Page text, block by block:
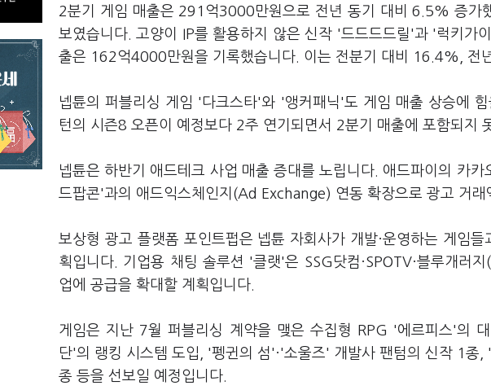
2분기 게임 매출은 291억3000만원으로 전년 동기 대비 6.5% 증가
보였습니다. 고양이 IP를 활용하지 않은 신작 '드드드드릴'과 '럭키가
출은 162억4000만원을 기록했습니다. 이는 전분기 대비 16.4%, 전
넵튠의 퍼블리싱 게임 '다크스타'와 '앵커패닉'도 게임 매출 상승에
턴의 시즌8 오픈이 예정보다 2주 연기되면서 2분기 매출에 포함되지
넵튠은 하반기 애드테크 사업 매출 증대를 노립니다. 애드파이의 카
드팝콘'과의 애드익스체인지(Ad Exchange) 연동 확장으로 광고 거래
보상형 광고 플랫폼 포인트펍은 넵튠 자회사가 개발·운영하는 게임
획입니다. 기업용 채팅 솔루션 '클랫'은 SSG닷컴·SPOTV·블루개러
업에 공급을 확대할 계획입니다.
게임은 지난 7월 퍼블리싱 계약을 맺은 수집형 RPG '에르피스'의 대
단'의 랭킹 시스템 도입, '펭귄의 섬'·'소울즈' 개발사 팬텀의 신작 1종
종 등을 선보일 예정입니다.